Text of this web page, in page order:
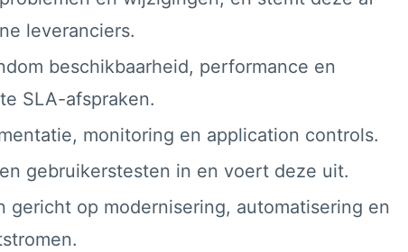
leveranciers.
beschikbaarheid, performance en
SLA-afspraken.
monitoring en application controls.
gebruikerstesten in en voert deze uit.
gericht op modernisering, automatisering en